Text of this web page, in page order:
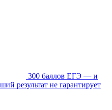
300 баллов ЕГЭ — и
результат не гарантирует